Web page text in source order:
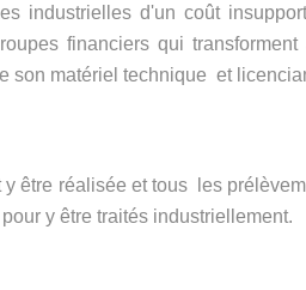
industrielles d'un coût
financiers qui
son matériel technique et
être réalisée et tous les
y être traités industriellement.